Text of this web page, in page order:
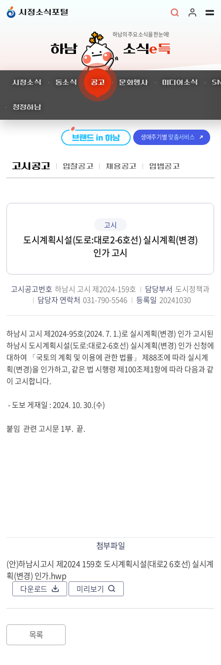
시정소식포털
하남 소식e득
하남의 주요 소식을 한눈에!
시정소식 동소식 공고 문화행사 미디어소식
청정하남
생애주기별 맞춤서비스
고시공고 입찰공고 채용공고 입법공고
고시
도시계획시설(도로:대로2-6호선) 실시계획(변경)
인가 고시
고시공고번호 하남시 고시 제2024-159호 담당부서 도시정책과
담당자 연락처 031-790-5546 등록일 20241030
첨부파일
(안)하남시고시 제2024 159호 도시계획시설(대로2 6호선) 실시계
획(변경) 인가.hwp
다운로드 미리보기
목록